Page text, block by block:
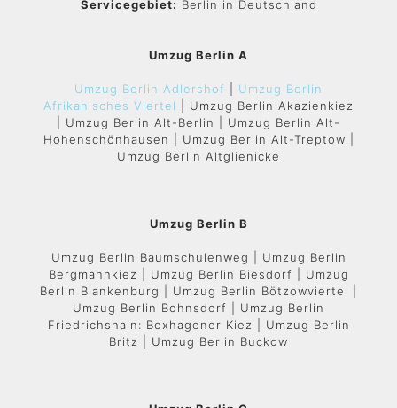
Servicegebiet: Berlin in Deutschland
Umzug Berlin A
Umzug Berlin Adlershof
Umzug Berlin
Afrikanisches Viertel
| Umzug Berlin Akazienkiez
| Umzug Berlin Alt-Berlin | Umzug Berlin Alt-
Hohenschönhausen | Umzug Berlin Alt-Treptow |
Umzug Berlin Altglienicke
Umzug Berlin B
Umzug Berlin Baumschulenweg | Umzug Berlin
Bergmannkiez | Umzug Berlin Biesdorf | Umzug
Berlin Blankenburg | Umzug Berlin Bötzowviertel |
Umzug Berlin Bohnsdorf | Umzug Berlin
Friedrichshain: Boxhagener Kiez | Umzug Berlin
Britz | Umzug Berlin Buckow